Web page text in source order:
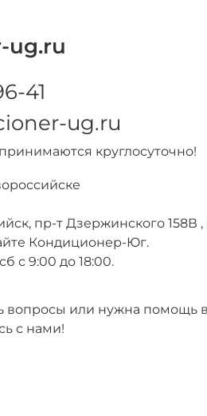
ug.ru
41
ug.ru
круглосуточно!
пр-т Дзержинского 158В
Кондиционер-Юг.
с 9:00 до 18:00.
вопросы или нужна помощь
с нами!